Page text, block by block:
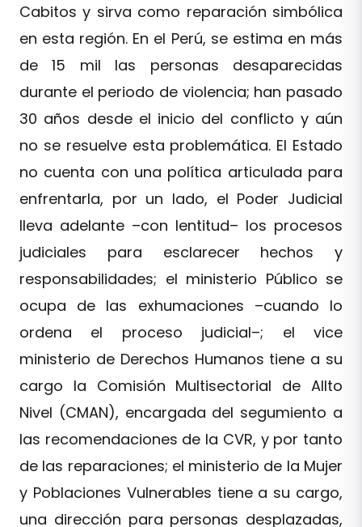
Cabitos y sirva como reparación simbólica
en esta región. En el Perú, se estima en más
de 15 mil las personas desaparecidas
durante el periodo de violencia; han pasado
30 años desde el inicio del conflicto y aún
no se resuelve esta problemática. El Estado
no cuenta con una política articulada para
enfrentarla, por un lado, el Poder Judicial
lleva adelante –con lentitud– los procesos
judiciales para esclarecer hechos y
responsabilidades; el ministerio Público se
ocupa de las exhumaciones –cuando lo
ordena el proceso judicial–; el vice
ministerio de Derechos Humanos tiene a su
cargo la Comisión Multisectorial de Allto
Nivel (CMAN), encargada del segumiento a
las recomendaciones de la CVR, y por tanto
de las reparaciones; el ministerio de la Mujer
y Poblaciones Vulnerables tiene a su cargo,
una dirección para personas desplazadas,